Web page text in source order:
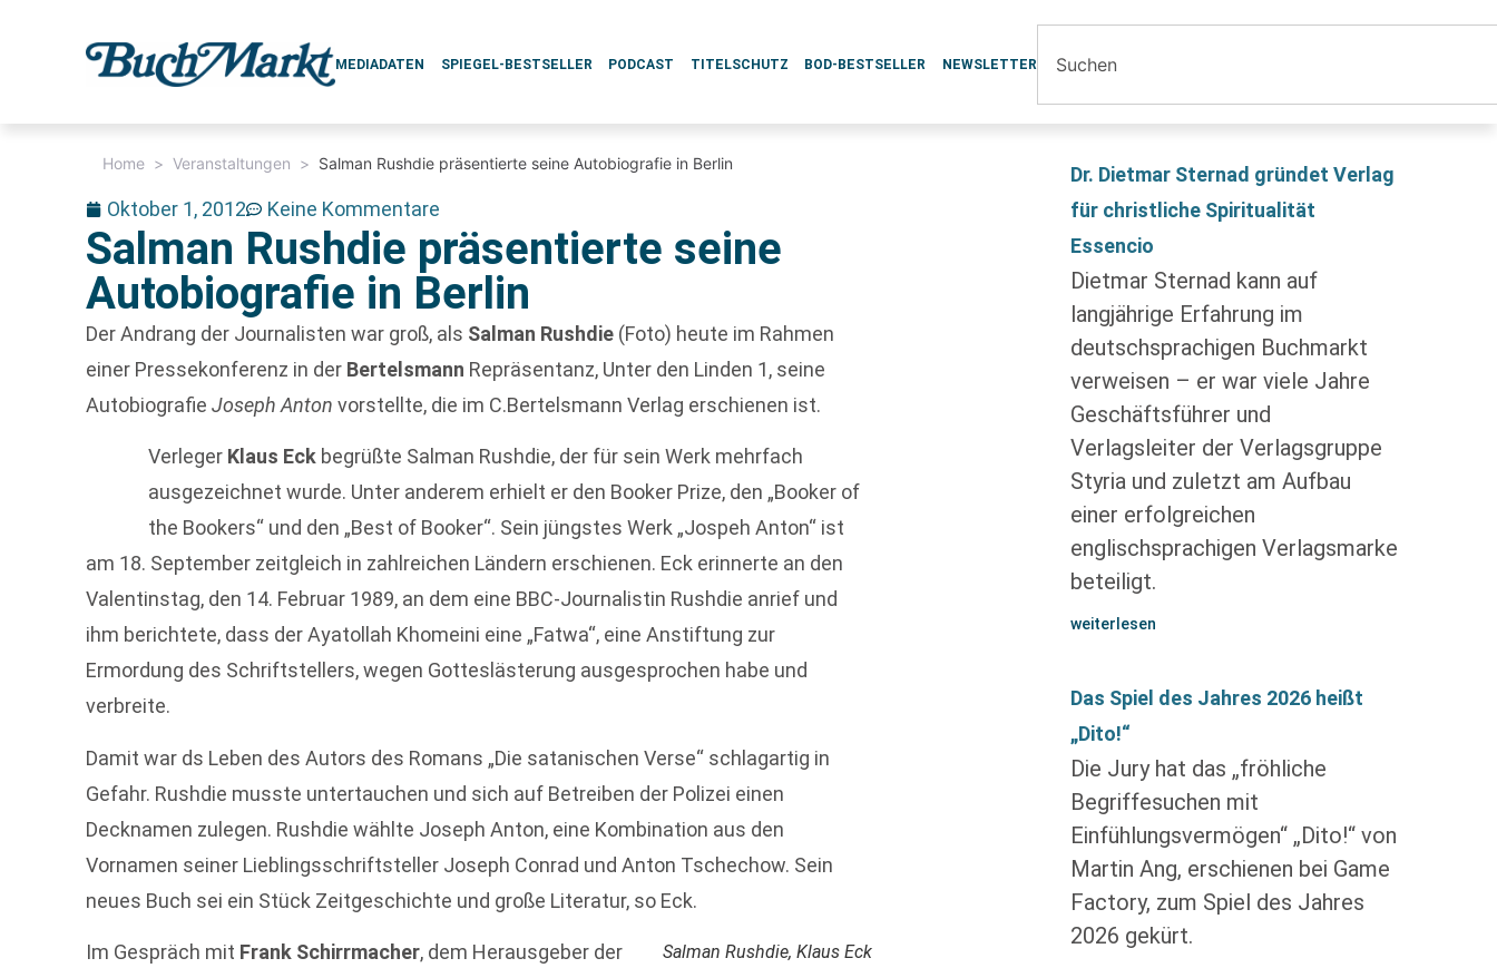
MEDIADATEN SPIEGEL-BESTSELLER PODCAST TITELSCHUTZ BOD-BESTSELLER NEWSLETTER
Home > Veranstaltungen > Salman Rushdie präsentierte seine Autobiografie in Berlin
Oktober 1, 2012 Keine Kommentare
Salman Rushdie präsentierte seine
Autobiografie in Berlin
Der Andrang der Journalisten war groß, als Salman Rushdie (Foto) heute im Rahmen
einer Pressekonferenz in der Bertelsmann Repräsentanz, Unter den Linden 1, seine
AutobiografieJoseph Anton vorstellte, die im C.Bertelsmann Verlag erschienen ist.
Verleger Klaus Eck begrüßte Salman Rushdie, der für sein Werk mehrfach
ausgezeichnet wurde. Unter anderem erhielt er den Booker Prize, den „Booker of
the Bookers“ und den „Best of Booker“. Sein jüngstes Werk „Jospeh Anton“ ist
am 18. September zeitgleich in zahlreichen Ländern erschienen. Eck erinnerte an den
Valentinstag, den 14. Februar 1989, an dem eine BBC-Journalistin Rushdie anrief und
ihm berichtete, dass der Ayatollah Khomeini eine „Fatwa“, eine Anstiftung zur
Ermordung des Schriftstellers, wegen Gotteslästerung ausgesprochen habe und
verbreite.
Damit war ds Leben des Autors des Romans „Die satanischen Verse“ schlagartig in
Gefahr. Rushdie musste untertauchen und sich auf Betreiben der Polizei einen
Decknamen zulegen. Rushdie wählte Joseph Anton, eine Kombination aus den
Vornamen seiner Lieblingsschriftsteller Joseph Conrad und Anton Tschechow. Sein
neues Buch sei ein Stück Zeitgeschichte und große Literatur, so Eck.
Salman Rushdie, Klaus Eck
Im Gespräch mit Frank Schirrmacher, dem Herausgeber der
Dr. Dietmar Sternad gründet Verlag
für christliche Spiritualität
Essencio
Dietmar Sternad kann auf
langjährige Erfahrung im
deutschsprachigen Buchmarkt
verweisen – er war viele Jahre
Geschäftsführer und
Verlagsleiter der Verlagsgruppe
Styria und zuletzt am Aufbau
einer erfolgreichen
englischsprachigen Verlagsmarke
beteiligt.
weiterlesen
Das Spiel des Jahres 2026 heißt
„Dito!“
Die Jury hat das „fröhliche
Begriffesuchen mit
Einfühlungsvermögen“ „Dito!“ von
Martin Ang, erschienen bei Game
Factory, zum Spiel des Jahres
2026 gekürt.